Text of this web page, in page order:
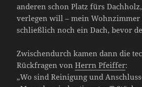
anderen schon Platz fürs
verlegen will – mein Wohnzimmer
schließlich noch ein Dach, bevor
Zwischendurch kamen dann die
Rückfragen vonHerrn Pfeiffer:
„Wo sind Reinigung und